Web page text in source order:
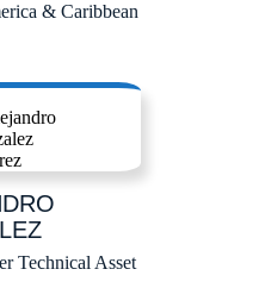
& Caribbean
Technical Asset